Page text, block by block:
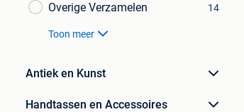
Overige Verzamelen 14
Toon meer
Antiek en Kunst
Handtassen en Accessoires